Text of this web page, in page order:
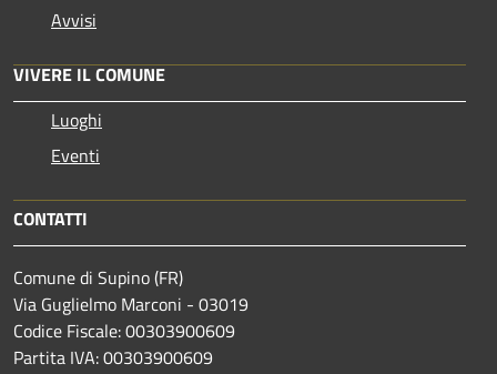
Avvisi
VIVERE IL COMUNE
Luoghi
Eventi
CONTATTI
Comune di Supino (FR)
Via Guglielmo Marconi - 03019
Codice Fiscale: 00303900609
Partita IVA: 00303900609